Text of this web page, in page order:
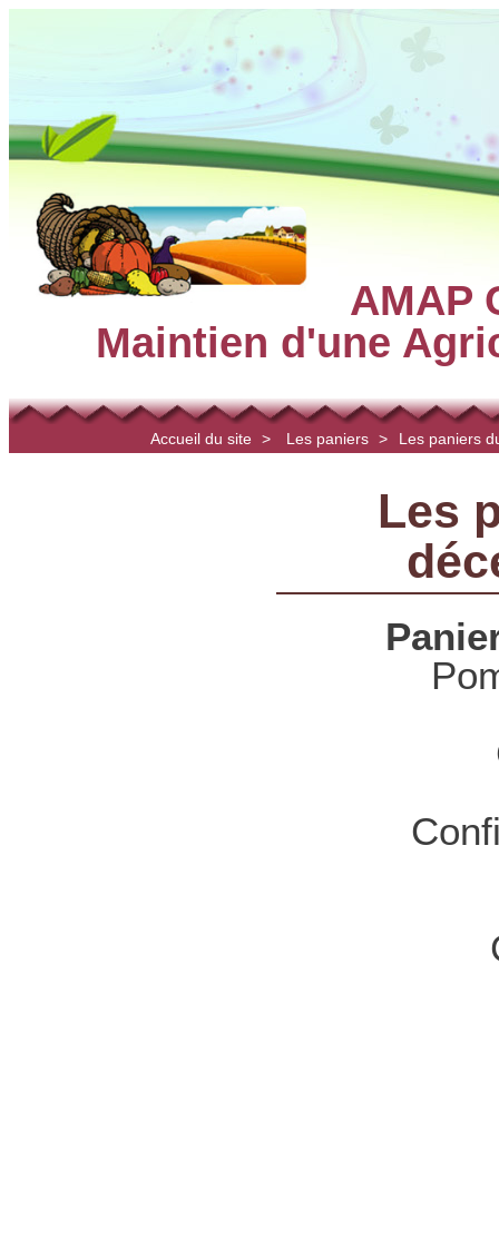
AMAP
Maintien d'une
Accueil du site > Les paniers > Les paniers
Les